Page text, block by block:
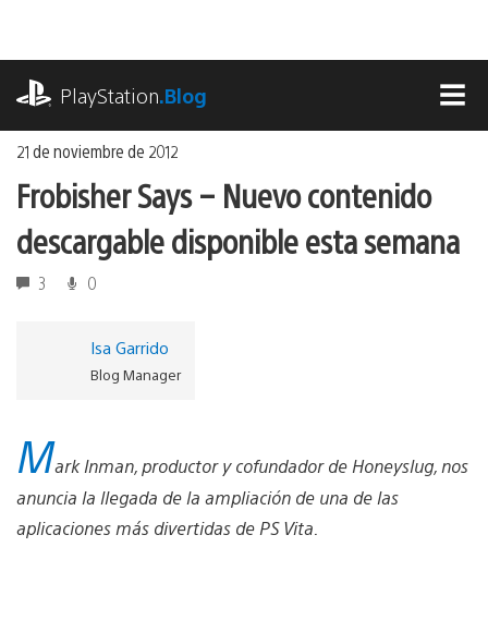
contenido
PlayStation.Blog
21 de noviembre de 2012
Frobisher Says – Nuevo contenido
descargable disponible esta semana
3 0
Isa Garrido
Blog Manager
Mark Inman, productor y cofundador de Honeyslug, nos
anuncia la llegada de la ampliación de una de las
aplicaciones más divertidas de PS Vita.